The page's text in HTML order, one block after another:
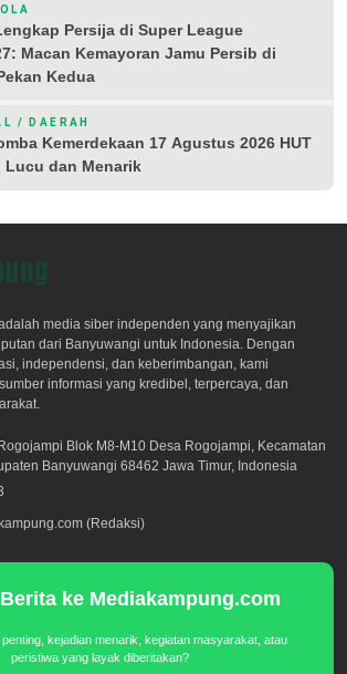
Persija di Super League
Macan Kemayoran Jamu Persib di
Kedua
/ DAERAH
Kemerdekaan 17 Agustus 2026 HUT
Lucu dan Menarik
media siber independen yang menyajikan
dari Banyuwangi untuk Indonesia. Dengan
independensi, dan keberimbangan, kami
informasi yang kredibel, terpercaya, dan
Blok M8-M10 Desa Rogojampi, Kecamatan
Banyuwangi 68462 Jawa Timur, Indonesia
(Redaksi)
ke Mediakampung.com
kejadian menarik, kegiatan masyarakat, atau
peristiwa yang layak diberitakan?